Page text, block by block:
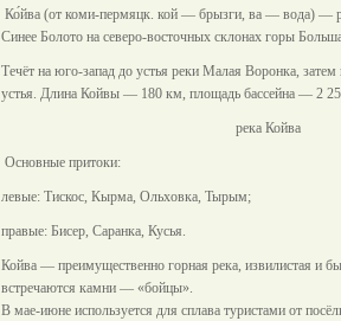
Ко́йва (от коми-пермяцк. кой — брызги, ва — вода) —
Синее Болотона северо-восточных склонах горы
Течёт на юго-запад до устья реки Малая Воронка, затем
устья. Длина Койвы — 180 км, площадь бассейна — 2
река
Основные притоки:
левые: Тискос, Кырма, Ольховка, Тырым;
правые: Бисер, Саранка, Кусья
Койва — преимущественно горная река, извилистая и
встречаются камни — «бойцы».
В мае-июне используется для сплава туристами от